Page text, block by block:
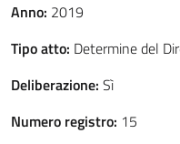
Anno: 2019
Tipo atto: Determine del
Deliberazione: Sì
Numero registro: 15